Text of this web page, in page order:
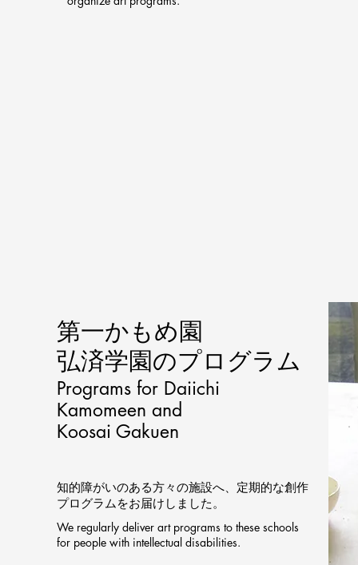
第一かもめ園
​弘済学園のプログラム
Programs for Daiichi
Kamomeen and
Koosai Gakuen
知的障がいのある方々の施設へ、定期的な創作
プログラムをお届けしました。
We regularly deliver art programs to these schools
for people with intellectual disabilities.